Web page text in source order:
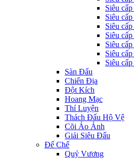
Siêu
Siêu
Siêu
Siêu
Siêu
Siêu
Siêu
Sàn Đấu
Chiến Địa
Đột Kích
Hoang Mạc
Thí Luyện
Thách Đấu Hộ Vệ
Cõi Ảo Ảnh
Giải Siêu Đấu
Đế Chế
Quỷ Vương